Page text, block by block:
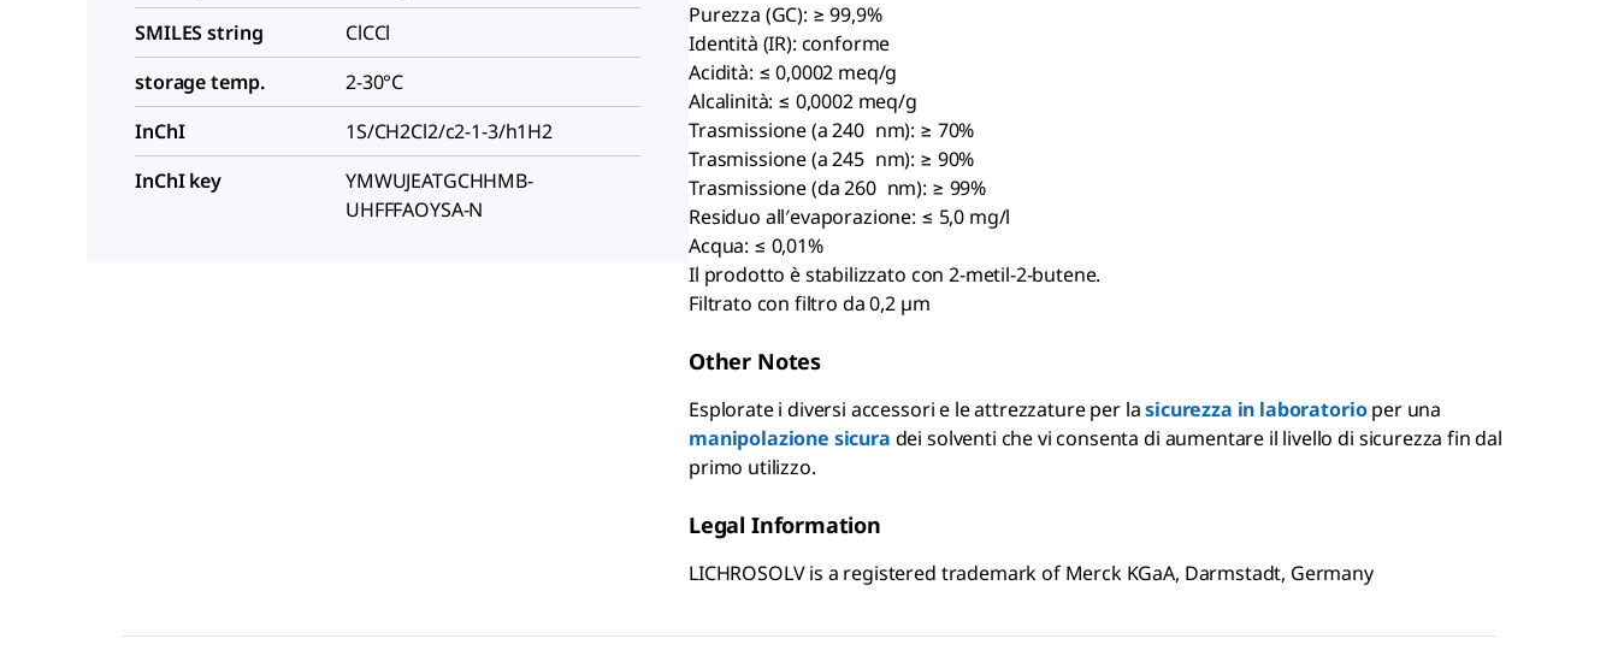
SMILES string
ClCCl
storage temp.
2-30°C
InChI
1S/CH2Cl2/c2-1-3/h1H2
InChI key
YMWUJEATGCHHMB-
UHFFFAOYSA-N
Purezza (GC): ≥ 99,9%
Identità (IR): conforme
Acidità: ≤ 0,0002 meq/g
Alcalinità: ≤ 0,0002 meq/g
Trasmissione (a 240 nm): ≥ 70%
Trasmissione (a 245 nm): ≥ 90%
Trasmissione (da 260 nm): ≥ 99%
Residuo all′evaporazione: ≤ 5,0 mg/l
Acqua: ≤ 0,01%
Il prodotto è stabilizzato con 2-metil-2-butene.
Filtrato con filtro da 0,2 µm
Other Notes
Esplorate i diversi accessori e le attrezzature per lasicurezza in laboratorioper una
manipolazione sicura dei solventi che vi consenta di aumentare il livello di sicurezza fin dal
primo utilizzo.
Legal Information
LICHROSOLV is a registered trademark of Merck KGaA, Darmstadt, Germany